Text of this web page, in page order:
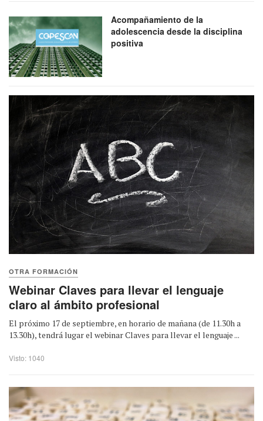
Acompañamiento de la
adolescencia desde la disciplina
positiva
OTRA FORMACIÓN
Webinar Claves para llevar el lenguaje
claro al ámbito profesional
El próximo 17 de septiembre, en horario de mañana (de 11.30h a
13.30h), tendrá lugar el webinar Claves para llevar el lenguaje ...
Visto: 1040